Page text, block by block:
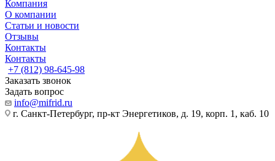
Компания
О компании
Статьи и новости
Отзывы
Контакты
Контакты
+7 (812) 98-645-98
Заказать звонок
Задать вопрос
info@mifrid.ru
г. Санкт-Петербург, пр-кт Энергетиков, д. 19, корп. 1, каб. 10